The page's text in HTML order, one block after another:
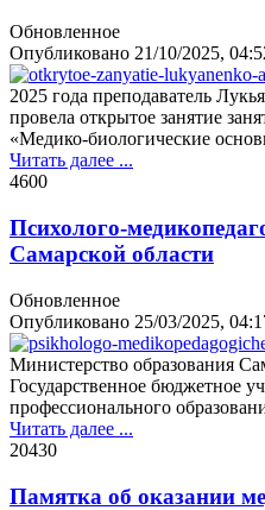
Обновленное
Опубликовано 21/10/2025,
2025 года преподаватель
провела открытое занятие
«Медико-биологические
Читать далее ...
4600
Психолого-
Самарской области
Обновленное
Опубликовано 25/03/2025,
Министерство образования
Государственное бюджетное
профессионального
Читать далее ...
20430
Памятка об оказании